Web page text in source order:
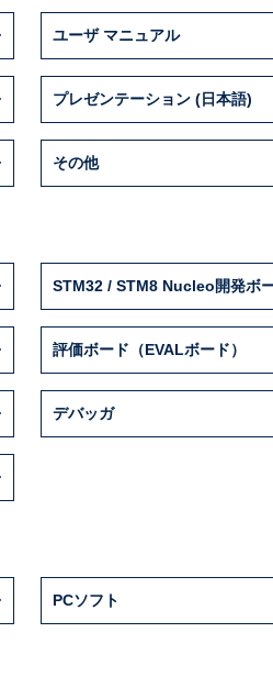
ユーザ マニュアル
プレゼンテーション (日本語)
その他
STM32 / STM8 Nucleo開発ボ
評価ボード（EVALボード）
デバッガ
PCソフト